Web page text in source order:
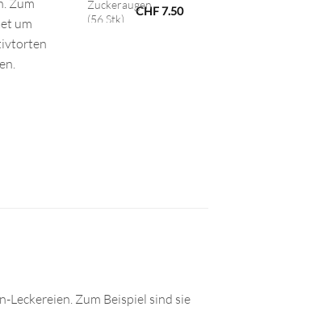
um
CHF7.50
Leckereien. Zum Beispiel sind sie